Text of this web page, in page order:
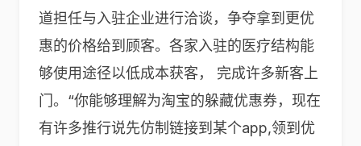
道担任与入驻企业进行洽谈，争夺拿到更优
惠的价格给到顾客。各家入驻的医疗结构能
够使用途径以低成本获客， 完成许多新客上
门。“你能够理解为淘宝的躲藏优惠券，现在
有许多推行说先仿制链接到某个app,领到优